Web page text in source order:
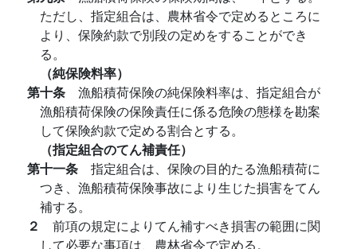
ただし、指定組合は、農林省令で定めるところに
より、保険約款で別段の定めをすることができ
る。
（純保険料率）
第十条 漁船積荷保険の純保険料率は、指定組合が
漁船積荷保険の保険責任に係る危険の態様を勘案
して保険約款で定める割合とする。
（指定組合のてん補責任）
第十一条 指定組合は、保険の目的たる漁船積荷に
つき、漁船積荷保険事故により生じた損害をてん
補する。
２ 前項の規定によりてん補すべき損害の範囲に関
して必要な事項は、農林省令で定める。